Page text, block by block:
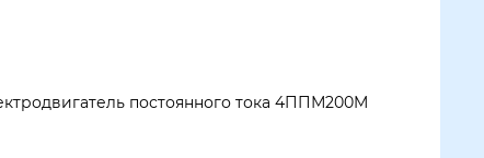
постоянного тока 4ППМ200M